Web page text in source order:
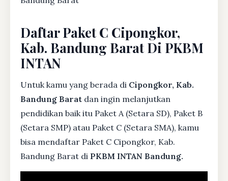
Daftar Paket C Cipongkor,
Kab. Bandung Barat Di PKBM
INTAN
Untuk kamu yang berada di Cipongkor, Kab.
Bandung Barat dan ingin melanjutkan
pendidikan baik itu Paket A (Setara SD), Paket B
(Setara SMP) atau Paket C (Setara SMA), kamu
bisa mendaftar Paket C Cipongkor, Kab.
Bandung Barat di PKBM INTAN Bandung.